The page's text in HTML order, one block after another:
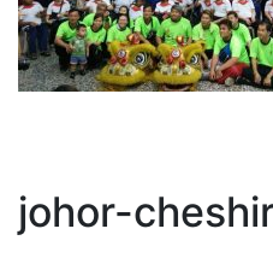
johor-